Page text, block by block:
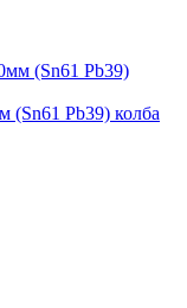
Pb39) колба